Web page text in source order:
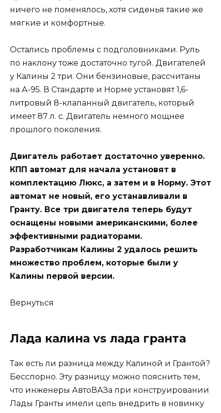
ничего не поменялось, хотя сиденья такие же
мягкие и комфортные.
Остались проблемы с подголовниками. Руль
по наклону тоже достаточно тугой. Двигателей
у Калины 2 три. Они бензиновые, рассчитаны
на А-95. В Стандарте и Норме установят 1,6-
литровый 8-клапанный двигатель, который
имеет 87 л. с. Двигатель немного мощнее
прошлого поколения.
Двигатель работает достаточно уверенно.
КПП автомат для начала установят в
комплектацию Люкс, а затем и в Норму. Этот
автомат не новый, его устанавливали в
Гранту. Все три двигателя теперь будут
оснащены новыми американскими, более
эффективными радиаторами.
Разработчикам Калины 2 удалось решить
множество проблем, которые были у
Калины первой версии.
Вернуться
Лада калина vs лада гранта
Так есть ли разница между Калиной и Грантой?
Бесспорно. Эту разницу можно пояснить тем,
что инженеры АвтоВАЗа при конструировании
Лады Гранты имели цель внедрить в новинку